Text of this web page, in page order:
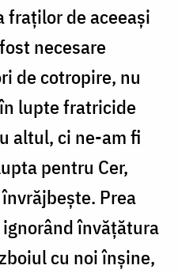
fraților de aceeași
necesare
de cotropire, nu
lupte fratricide
altul, ci ne-am fi
pentru Cer,
Prea
învățătura
cu noi înșine,